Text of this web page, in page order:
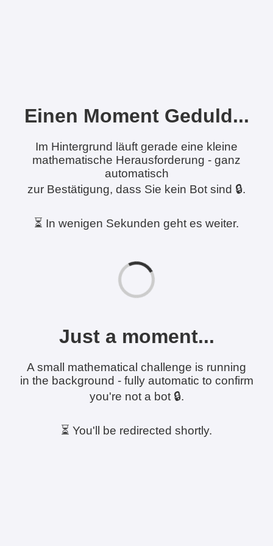
Einen Moment Geduld...
Im Hintergrund läuft gerade eine kleine
mathematische Herausforderung - ganz
automatisch
zur Bestätigung, dass Sie kein Bot sind 🔒.
⏳ In wenigen Sekunden geht es weiter.
Just a moment...
A small mathematical challenge is running
in the background - fully automatic to confirm
you're not a bot 🔒.
⏳ You'll be redirected shortly.